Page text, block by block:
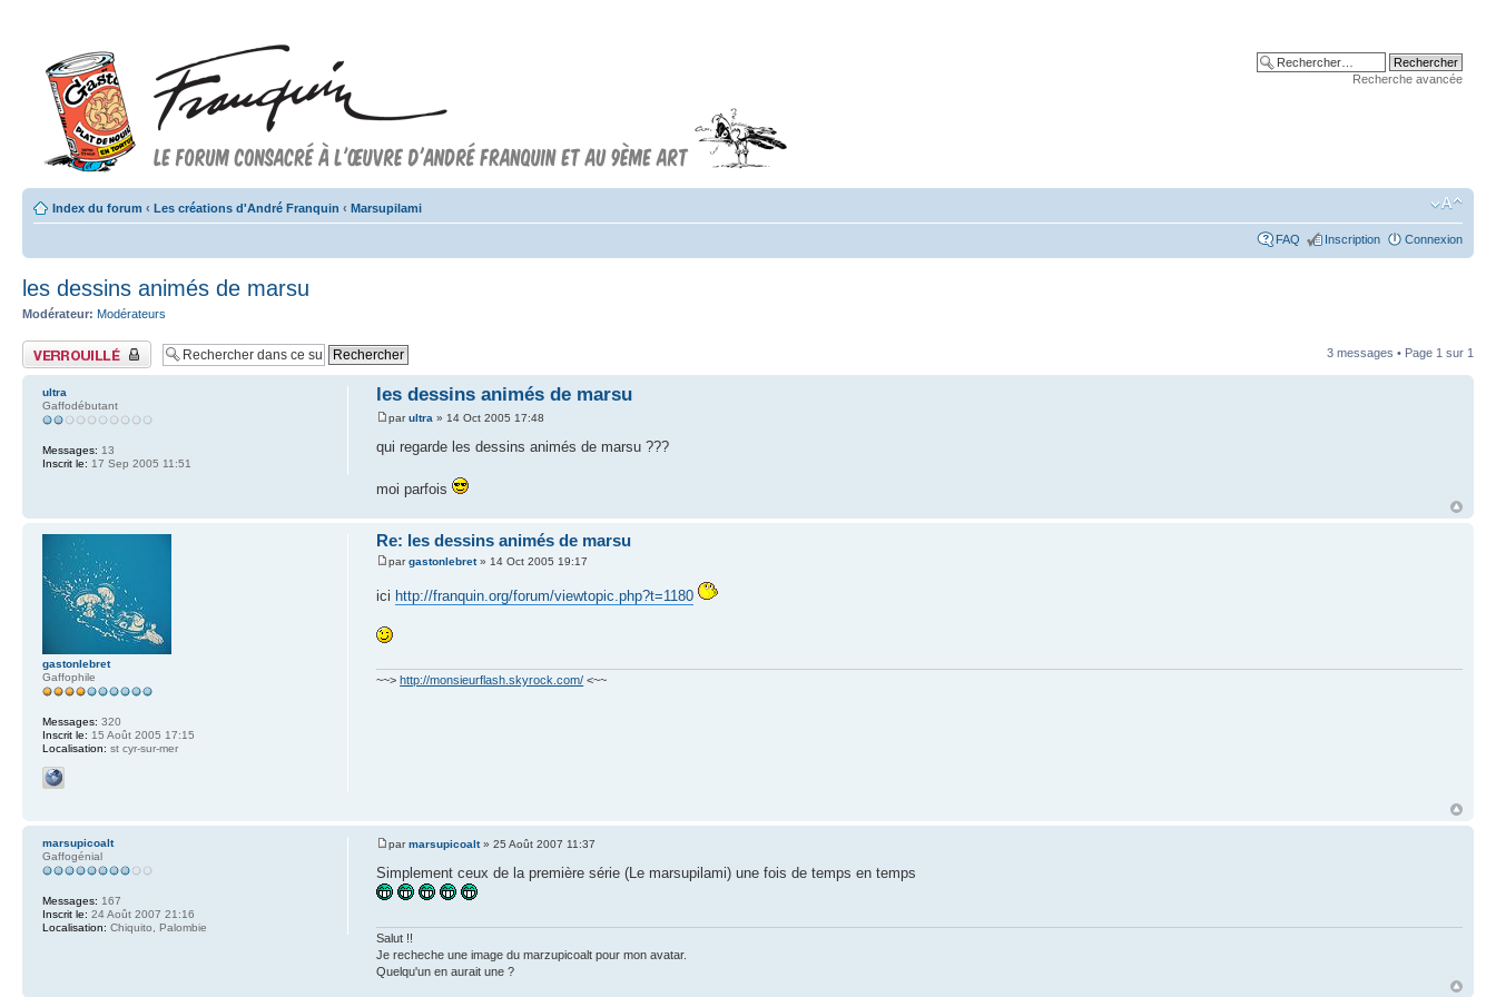
Recherche avancée
Index du forum ‹ Les créations d'André Franquin ‹ Marsupilami
FAQ Inscription Connexion
les dessins animés de marsu
Modérateur: Modérateurs
Sujet verrouillé 3 messages • Page 1 sur 1
les dessins animés de marsu
parultra » 14 Oct 2005 17:48
qui regarde les dessins animés de marsu ???
moi parfois
ultra
Gaffodébutant
Messages: 13
Inscrit le: 17 Sep 2005 11:51
Re: les dessins animés de marsu
pargastonlebret» 14 Oct 2005 19:17
ici http://franquin.org/forum/viewtopic.php?t=1180
~~>http://monsieurflash.skyrock.com/ <~~
gastonlebret
Gaffophile
Messages: 320
Inscrit le: 15 Août 2005 17:15
Localisation: st cyr-sur-mer
parmarsupicoalt» 25 Août 2007 11:37
Simplement ceux de la première série (Le marsupilami) une fois de temps en temps
Salut !!
Je recheche une image du marzupicoalt pour mon avatar.
Quelqu'un en aurait une ?
marsupicoalt
Gaffogénial
Messages: 167
Inscrit le: 24 Août 2007 21:16
Localisation: Chiquito, Palombie